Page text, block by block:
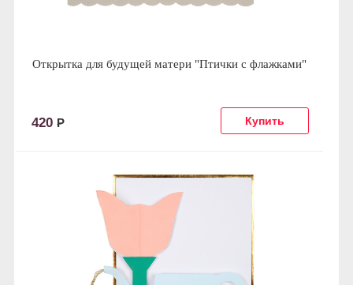
Открытка для будущей матери "Птички с флажками"
420 Р